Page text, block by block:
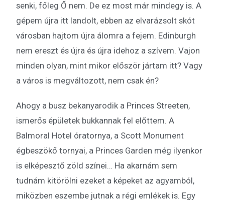
senki, főleg Ő nem. De ez most már mindegy is. A
gépem újra itt landolt, ebben az elvarázsolt skót
városban hajtom újra álomra a fejem. Edinburgh
nem ereszt és újra és újra idehoz a szívem. Vajon
minden olyan, mint mikor először jártam itt? Vagy
a város is megváltozott, nem csak én?
Ahogy a busz bekanyarodik a Princes Streeten,
ismerős épületek bukkannak fel előttem. A
Balmoral Hotel óratornya, a Scott Monument
égbeszökő tornyai, a Princes Garden még ilyenkor
is elképesztő zöld színei… Ha akarnám sem
tudnám kitörölni ezeket a képeket az agyamból,
miközben eszembe jutnak a régi emlékek is. Egy